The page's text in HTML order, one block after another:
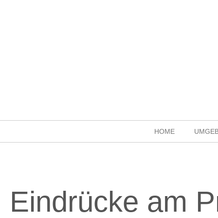
HOME
Eindrücke am